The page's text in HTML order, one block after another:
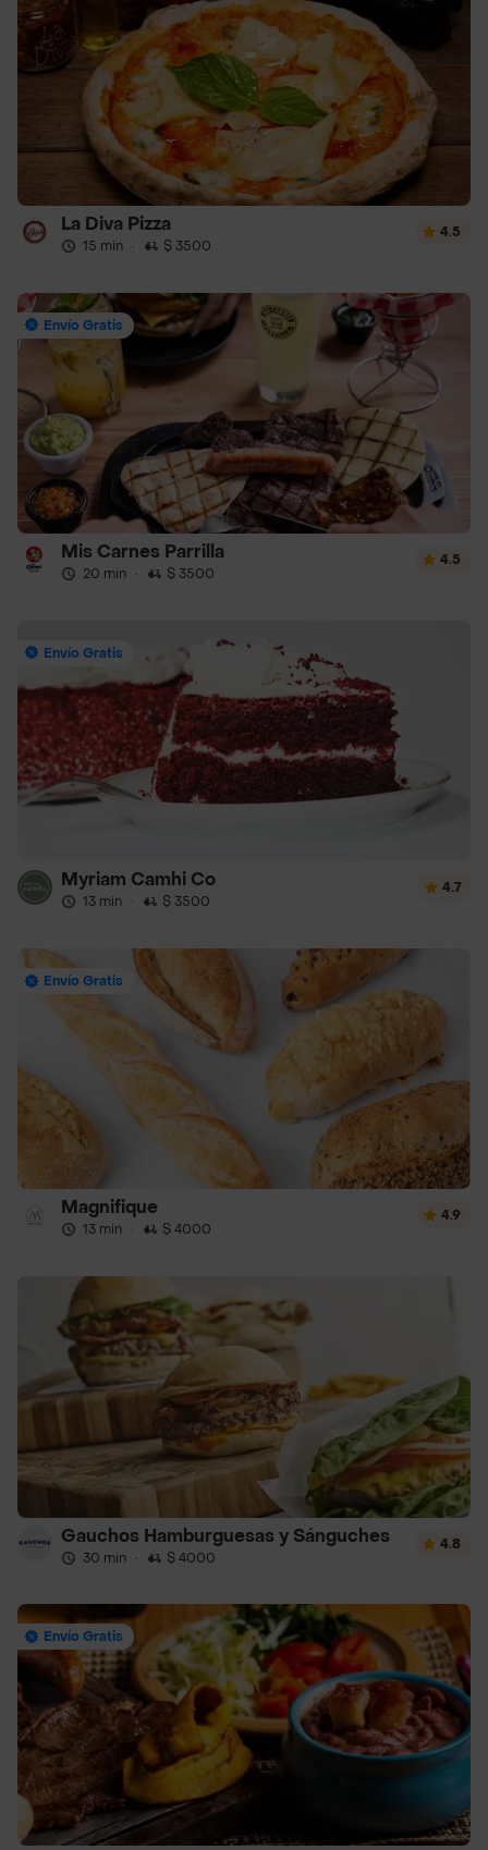
La Diva Pizza
15 min · $ 3500
4.5
Envío Gratis
Mis Carnes Parrilla
20 min · $ 3500
4.5
Envío Gratis
Myriam Camhi Co
13 min · $ 3500
4.7
Envío Gratis
Magnifique
13 min · $ 4000
4.9
Gauchos Hamburguesas y Sánguches
30 min · $ 4000
4.8
Envío Gratis